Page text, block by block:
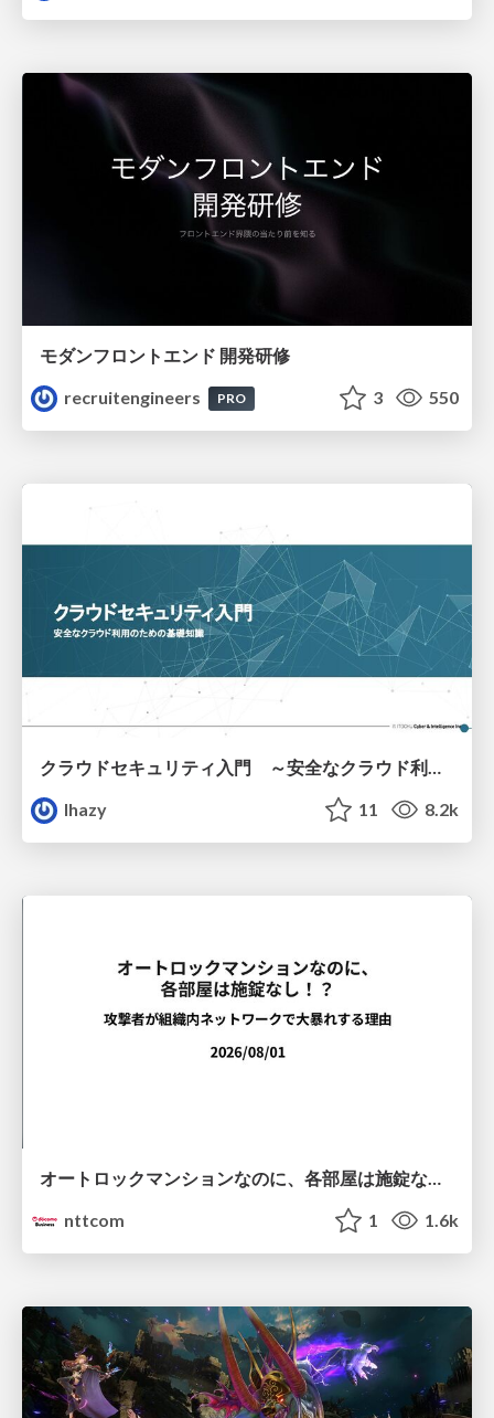
モダンフロントエンド 開発研修
recruitengineers
PRO 3 550
lhazy
11 8.2k
オートロックマンションなのに、各部屋は施錠なし！？ 攻撃者が組織内ネットワークで大暴れする理由 / The Front Door Is Locked, but the Rooms Are Wide Open: Why Attackers Move Freely Inside Enterprise Networks
nttcom
1 1.6k